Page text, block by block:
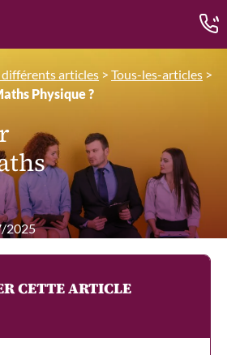
articles > Tous-les-articles >
Physique ?
2025
CETTE ARTICLE